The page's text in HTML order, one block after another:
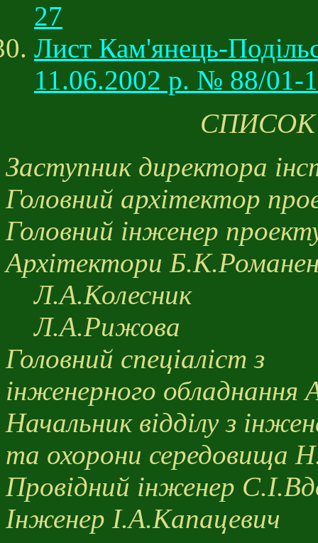
27
Лист Кам'янець-
11.06.2002 р. № 88/01-
СПИСОК
Заступник директора
Головний архітектор
Головний інженер
Архітектори
Л.А.Колесник
Л.А.Рижова
Головний спеціаліст з
інженерного обладнання
Начальник відділу з
та охорони середовища
Провідний інженер
Інженер І.А.Капацевич